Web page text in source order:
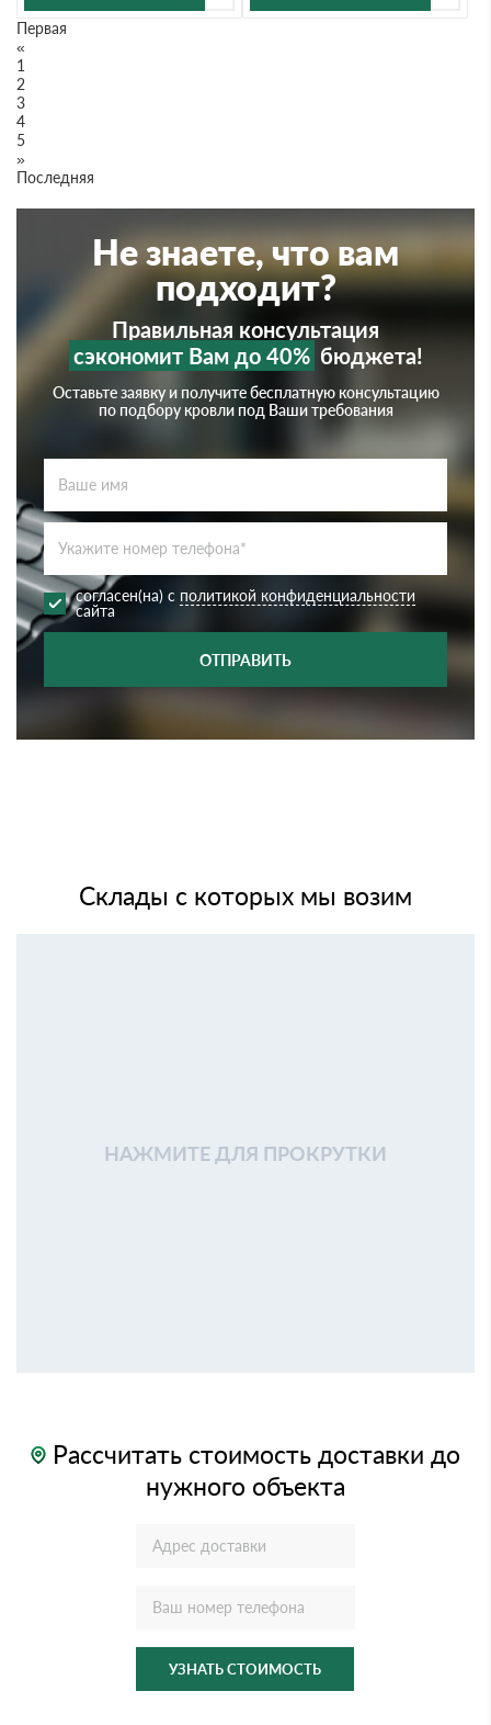
Первая
«
1
2
3
4
5
»
Последняя
Не знаете, что вам
подходит?
Правильная консультация
сэкономит Вам до 40% бюджета!
Оставьте заявку и получите бесплатную консультацию
по подбору кровли под Ваши требования
согласен(на) с политикой конфиденциальности
сайта
ОТПРАВИТЬ
Склады с которых мы возим
НАЖМИТЕ ДЛЯ ПРОКРУТКИ
Рассчитать стоимость доставки до
нужного объекта
УЗНАТЬ СТОИМОСТЬ